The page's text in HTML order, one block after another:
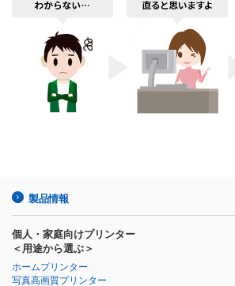
製品情報
個人・家庭向けプリンター
＜用途から選ぶ＞
ホームプリンター
写真高画質プリンター